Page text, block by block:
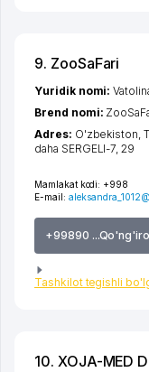
9. ZooSaFari
Mamlakat kodi: +998
E-mail:
+99890
Tashkilot tegishli
Yuridik nomi:
Brend nomi:
Adres: O'zbekiston,
daha SERGELI-7 , 29
10. XOJA-MED